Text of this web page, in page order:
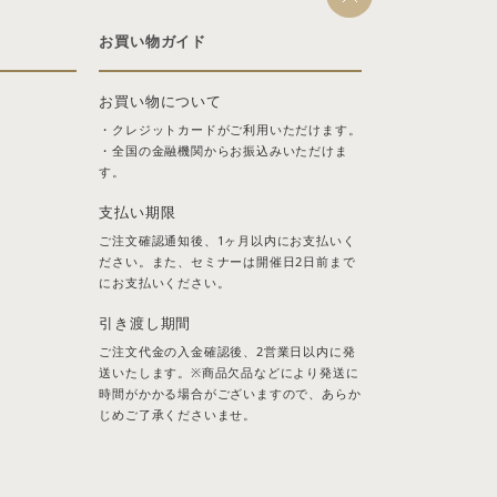
お買い物ガイド
お買い物について
・クレジットカードがご利用いただけます。
・全国の金融機関からお振込みいただけま
す。
支払い期限
ご注文確認通知後、1ヶ月以内にお支払いく
ださい。また、セミナーは開催日2日前まで
にお支払いください。
引き渡し期間
ご注文代金の入金確認後、2営業日以内に発
送いたします。※商品欠品などにより発送に
時間がかかる場合がございますので、あらか
じめご了承くださいませ。